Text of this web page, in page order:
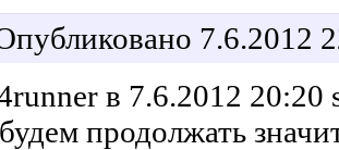
7.6.2012
в 7.6.2012
продолжать